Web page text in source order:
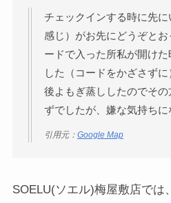
チェックインする時に先
感じ）がお先にどうぞと
ードで入った所私が開け
した（コードをかざさず
後よもぎ蒸ししたのでそ
ずでしたが、嫌な気持ちに
引用元： Google Map
SOELU(ソエル)梅屋敷店では